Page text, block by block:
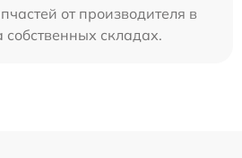
от производителя в
складах.